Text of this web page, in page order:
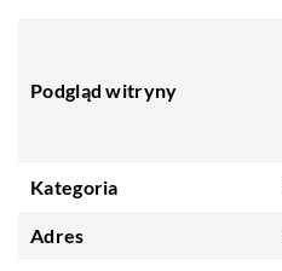
Podgląd witryny
Kategoria
Adres